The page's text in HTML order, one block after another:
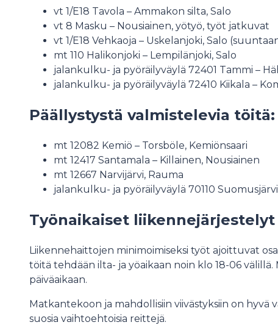
vt 1/E18 Tavola – Ammakon silta, Salo
vt 8 Masku – Nousiainen, yötyö, työt jatkuvat
vt 1/E18 Vehkaoja – Uskelanjoki, Salo
mt 110 Halikonjoki – Lempilänjoki, Salo
jalankulku- ja pyöräilyväylä 72401 Tammi –
jalankulku- ja pyöräilyväylä 72410 Kiikala –
Päällystystä valmistelevia töitä:
mt 12082 Kemiö – Torsböle, Kemiönsaari
mt 12417 Santamala – Killainen, Nousiainen
mt 12667 Narvijärvi, Rauma
jalankulku- ja pyöräilyväylä 70110 Suomusjärvi
Työnaikaiset liikennejärjestelyt
Liikennehaittojen minimoimiseksi työt ajoittuvat
töitä tehdään ilta- ja yöaikaan noin klo 18-06
päiväaikaan.
Matkantekoon ja mahdollisiin viivästyksiin on hyvä
suosia vaihtoehtoisia reittejä.